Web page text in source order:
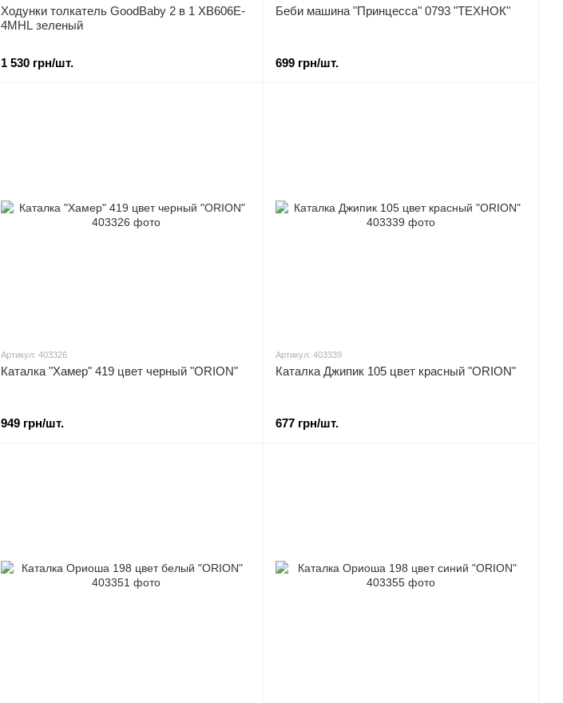
Ходунки толкатель GoodBaby 2 в 1 XB606E-
4MHL зеленый
1 530 грн/шт.
Беби машина "Принцесса" 0793 "ТЕХНОК"
699 грн/шт.
Артикул: 403326
Каталка "Хамер" 419 цвет черный "ORION"
949 грн/шт.
Артикул: 403339
Каталка Джипик 105 цвет красный "ORION"
677 грн/шт.